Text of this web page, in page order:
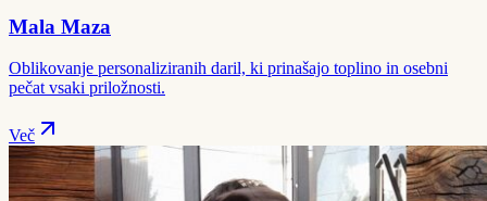
Mala Maza
Oblikovanje personaliziranih daril, ki prinašajo toplino in osebni
pečat vsaki priložnosti.
Več